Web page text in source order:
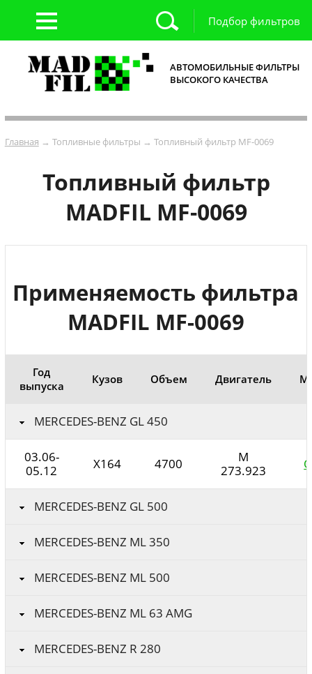
Подбор фильтров
АВТОМОБИЛЬНЫЕ ФИЛЬТРЫ
ВЫСОКОГО КАЧЕСТВА
Главная → Топливные фильтры → Топливный фильтр MF-0069
Топливный фильтр
MADFIL MF-0069
Применяемость фильтра
MADFIL MF-0069
Год
выпуска
Кузов Объем Двигатель
MERCEDES-BENZ GL 450
03.06-
05.12
X164 4700
M
273.923
MERCEDES-BENZ GL 500
MERCEDES-BENZ ML 350
MERCEDES-BENZ ML 500
MERCEDES-BENZ ML 63 AMG
MERCEDES-BENZ R 280